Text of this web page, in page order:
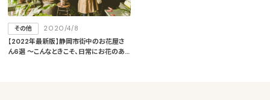
その他
2020/4/8
【2022年最新版】静岡市街中のお花屋さ
ん6選 ～こんなときこそ、日常にお花のあ